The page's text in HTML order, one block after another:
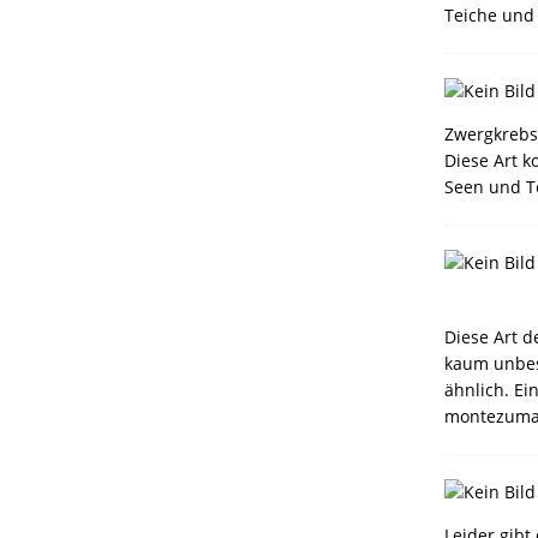
Teiche
Diese Art
Seen und
Diese Art
kaum
ähnlich.